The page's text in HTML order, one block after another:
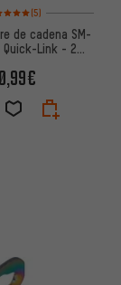
media: 5 de 5
(5)
de cadena SM-
Quick-Link - 2